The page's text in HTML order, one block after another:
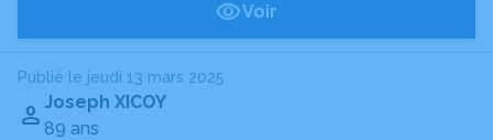
Voir
Publié le jeudi 13 mars 2025
Joseph XICOY
89 ans